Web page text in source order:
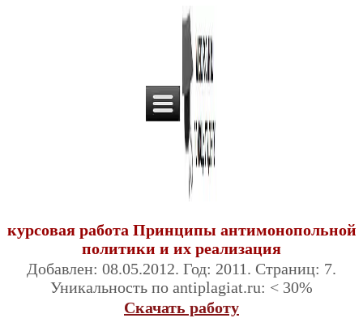
курсовая работа Принципы антимонопольной
политики и их реализация
Добавлен: 08.05.2012. Год: 2011. Страниц: 7.
Уникальность по antiplagiat.ru: < 30%
Скачать работу